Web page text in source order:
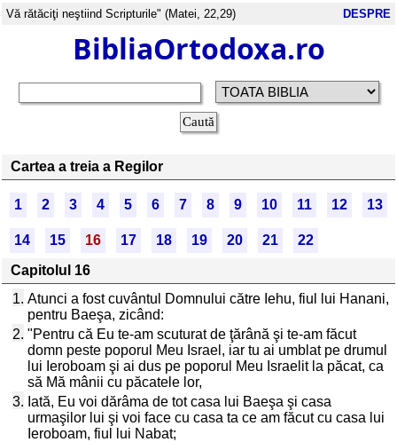
Vă rătăciţi neştiind Scripturile" (Matei, 22,29) DESPRE
BibliaOrtodoxa.ro
Cartea a treia a Regilor
1 2 3 4 5 6 7 8 9 10 11 12 13
14 15 16 17 18 19 20 21
22
Capitolul 16
1. Atunci a fost cuvântul Domnului către Iehu, fiul lui Hanani,
pentru Baeşa, zicând:
2. "Pentru că Eu te-am scuturat de ţărână şi te-am făcut
domn peste poporul Meu Israel, iar tu ai umblat pe drumul
lui Ieroboam şi ai dus pe poporul Meu Israelit la păcat, ca
să Mă mânii cu păcatele lor,
3. Iată, Eu voi dărâma de tot casa lui Baeşa şi casa
urmaşilor lui şi voi face cu casa ta ce am făcut cu casa lui
Ieroboam, fiul lui Nabat;